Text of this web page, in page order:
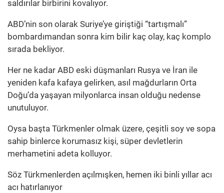
saldırılar birbirini kovalıyor.
ABD’nin son olarak Suriye’ye giriştiği “tartışmalı”
bombardımandan sonra kim bilir kaç olay, kaç komplo
sırada bekliyor.
Her ne kadar ABD eski düşmanları Rusya ve İran ile
yeniden kafa kafaya gelirken, asıl mağdurların Orta
Doğu’da yaşayan milyonlarca insan olduğu nedense
unutuluyor.
Oysa başta Türkmenler olmak üzere, çeşitli soy ve sopa
sahip binlerce korumasız kişi, süper devletlerin
merhametini adeta kolluyor.
Söz Türkmenlerden açılmışken, hemen iki binli yıllar acı
acı hatırlanıyor